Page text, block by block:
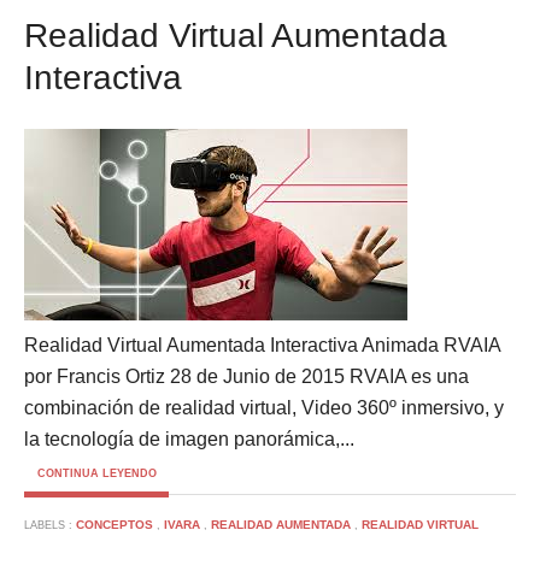
Realidad Virtual Aumentada
Interactiva
Realidad Virtual Aumentada Interactiva Animada RVAIA
por Francis Ortiz 28 de Junio de 2015 RVAIA es una
combinación de realidad virtual, Video 360º inmersivo, y
la tecnología de imagen panorámica,...
CONTINUA LEYENDO
LABELS : CONCEPTOS , IVARA , REALIDAD AUMENTADA , REALIDAD VIRTUAL